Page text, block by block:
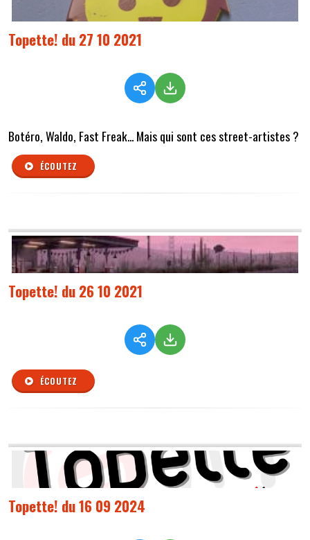
Topette! du 27 10 2021
Botéro, Waldo, Fast Freak... Mais qui sont ces street-artistes ?
ÉCOUTEZ
Topette! du 26 10 2021
ÉCOUTEZ
Topette! du 16 09 2024